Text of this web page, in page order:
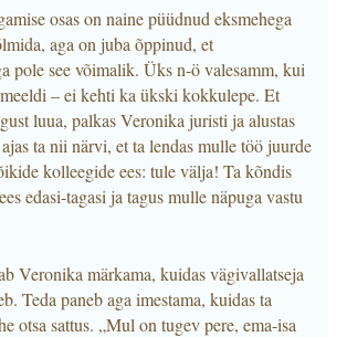
osas on naine püüdnud eksmehega
aga on juba õppinud, et
pole see võimalik. Üks n-ö valesamm, kui
– ei kehti ka ükski kokkulepe. Et
luua, palkas Veronika juristi ja alustas
ta nii närvi, et ta lendas mulle töö juurde
kolleegide ees: tule välja! Ta kõndis
edasi-tagasi ja tagus mulle näpuga vastu
Veronika märkama, kuidas vägivallatseja
Teda paneb aga imestama, kuidas ta
otsa sattus. „Mul on tugev pere, ema-isa